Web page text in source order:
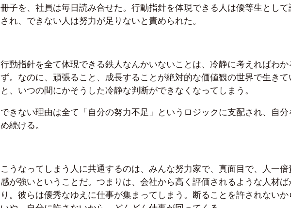
冊子を、社員は毎日読み合せた。行動指針を体現できる人は優等生として
され、できない人は努力が足りないと責められた。
行動指針を全て体現できる鉄人なんかいないことは、冷静に考えればわか
ず。なのに、頑張ること、成長することが絶対的な価値観の世界で生きて
と、いつの間にかそうした冷静な判断ができなくなってしまう。
できない理由は全て「自分の努力不足」というロジックに支配され、自分
め続ける。
こうなってしまう人に共通するのは、みんな努力家で、真面目で、人一倍
感が強いということだ。つまりは、会社から高く評価されるような人材ば
り。彼らは優秀なゆえに仕事が集まってしまう。断ることを許されないか